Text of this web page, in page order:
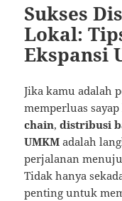
Sukses
Lokal:
Ekspansi
Jika kamu adalah
memperluas
chain,distribusi
UMKM adalah
perjalanan
Tidak hanya
penting untuk